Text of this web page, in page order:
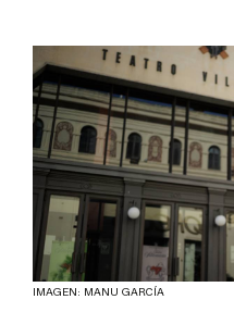
IMAGEN: MANU GARCÍA